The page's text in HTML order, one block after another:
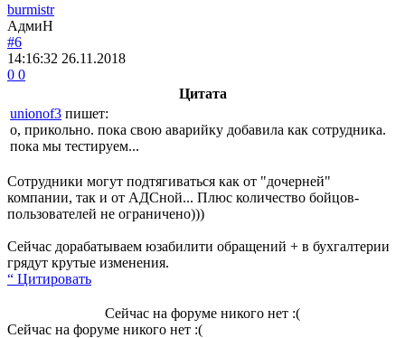
burmistr
АдмиН
#6
14:16:32 26.11.2018
0 0
Цитата
unionof3 пишет:
о, прикольно. пока свою аварийку добавила как сотрудника.
пока мы тестируем...
Сотрудники могут подтягиваться как от "дочерней"
компании, так и от АДСной... Плюс количество бойцов-
пользователей не ограничено)))
Сейчас дорабатываем юзабилити обращений + в бухгалтерии
грядут крутые изменения.
“ Цитировать
Сейчас на форуме никого нет :(
Сейчас на форуме никого нет :(